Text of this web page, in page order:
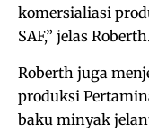
komersialiasi
SAF,” jelas Roberth.
Roberth juga
produksi
baku minyak